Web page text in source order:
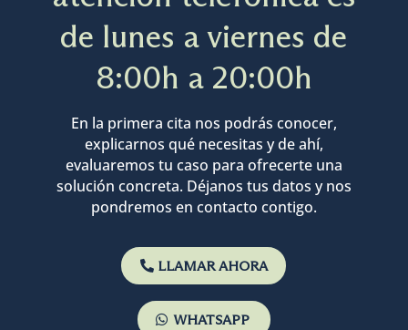
de lunes a viernes de
8:00h a 20:00h
En la primera cita nos podrás conocer,
explicarnos qué necesitas y de ahí,
evaluaremos tu caso para ofrecerte una
solución concreta. Déjanos tus datos y nos
pondremos en contacto contigo.
LLAMAR AHORA
WHATSAPP